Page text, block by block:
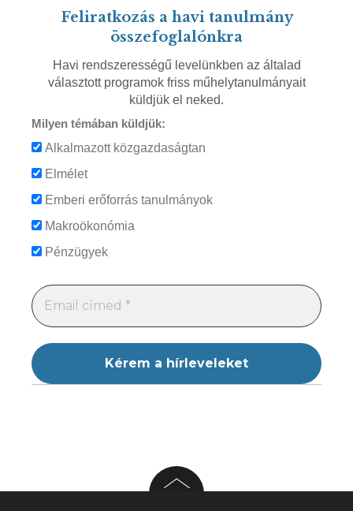
Feliratkozás a havi tanulmány
összefoglalónkra
Havi rendszerességű levelünkben az általad
választott programok friss műhelytanulmányait
küldjük el neked.
Milyen témában küldjük:
Alkalmazott közgazdaságtan
Elmélet
Emberi erőforrás tanulmányok
Makroökonómia
Pénzügyek